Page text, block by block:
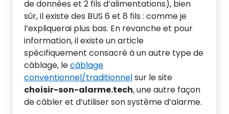
de données et 2 fils d’alimentations), bien
sûr, il existe des BUS 6 et 8 fils : comme je
l’expliquerai plus bas. En revanche et pour
information, il existe un article
spécifiquement consacré à un autre type de
câblage, lecâblage
conventionnel/traditionnelsur le site
choisir-son-alarme.tech, une autre façon
de câbler et d’utiliser son système d’alarme.